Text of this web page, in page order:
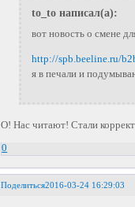
to_to написал(а):
вот новость о смене
http://spb.beeline.ru/
я в печали и
О! Нас читают! Стали
0
Поделиться2016-03-24 16:29:03